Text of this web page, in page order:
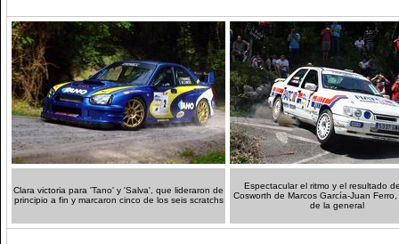
Clara victoria para 'Tano' y 'Salva', que lideraron de
principio a fin y marcaron cinco de los seis scratchs
Espectacular el ritmo y el resultado
Cosworth de Marcos García-Juan
de la general